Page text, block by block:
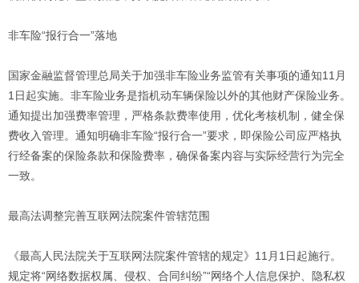
非车险“报行合一”落地
国家金融监督管理总局关于加强非车险业务监管有关事项的通知11月
1日起实施。非车险业务是指机动车辆保险以外的其他财产保险业务。
通知提出加强费率管理，严格条款费率使用，优化考核机制，健全保
费收入管理。通知明确非车险“报行合一”要求，即保险公司应严格执
行经备案的保险条款和保险费率，确保备案内容与实际经营行为完全
一致。
最高法调整完善互联网法院案件管辖范围
《最高人民法院关于互联网法院案件管辖的规定》11月1日起施行。
规定将“网络数据权属、侵权、合同纠纷”“网络个人信息保护、隐私权